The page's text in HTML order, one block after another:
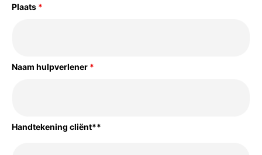
Plaats *
Naam hulpverlener *
Handtekening cliënt**